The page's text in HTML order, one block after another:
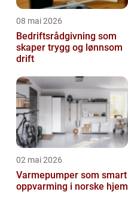
08 mai 2026
Bedriftsrådgivning som
skaper trygg og lønnsom
drift
02 mai 2026
Varmepumper som smart
oppvarming i norske hjem